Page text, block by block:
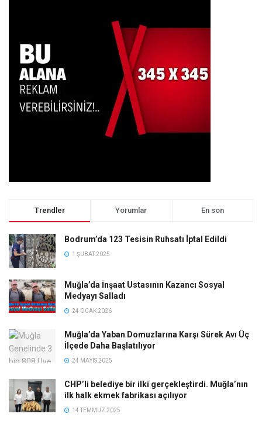
Trendler Yorumlar En son
Bodrum’da 123 Tesisin Ruhsatı İptal Edildi
1 ŞUBAT 2025
Muğla’da İnşaat Ustasının Kazancı Sosyal
Medyayı Salladı
24 OCAK 2026
Muğla’da Yaban Domuzlarına Karşı Sürek Avı Üç
İlçede Daha Başlatılıyor
24 MAYIS 2025
CHP’li belediye bir ilki gerçekleştirdi. Muğla’nın
ilk halk ekmek fabrikası açılıyor
14 TEMMUZ 2025